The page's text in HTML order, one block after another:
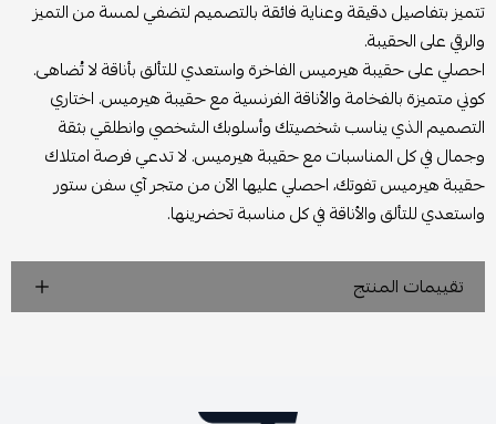
تتميز بتفاصيل دقيقة وعناية فائقة بالتصميم لتضفي لمسة من التميز
والرقي على الحقيبة.
احصلي على حقيبة هيرميس الفاخرة واستعدي للتألق بأناقة لا تُضاهى.
كوني متميزة بالفخامة والأناقة الفرنسية مع حقيبة هيرميس. اختاري
التصميم الذي يناسب شخصيتك وأسلوبك الشخصي وانطلقي بثقة
وجمال في كل المناسبات مع حقيبة هيرميس. لا تدعي فرصة امتلاك
حقيبة هيرميس تفوتك، احصلي عليها الآن من متجر آي سفن ستور
واستعدي للتألق والأناقة في كل مناسبة تحضرينها.
تقييمات المنتج